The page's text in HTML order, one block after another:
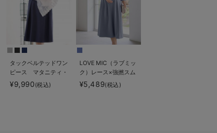
タックベルテッドワン
ピース マタニティ・
授乳服【出産後も長く
使える】
¥9,990(税込)
LOVE MIC（ラブミッ
ク）レース×強撚スム
ースフレアーワンピー
ス マタニティ・授乳
¥5,489(税込)